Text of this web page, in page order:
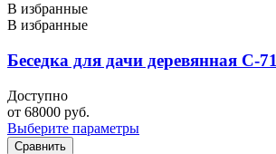
В избранные
В избранные
Беседка для дачи деревянная С-71
Доступно
от 68000 руб.
Выберите параметры
Сравнить